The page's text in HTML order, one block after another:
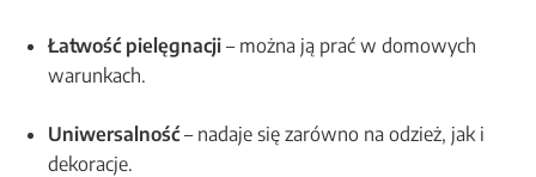
Łatwość pielęgnacji – można ją prać w domowych
warunkach.
Uniwersalność – nadaje się zarówno na odzież, jak i
dekoracje.